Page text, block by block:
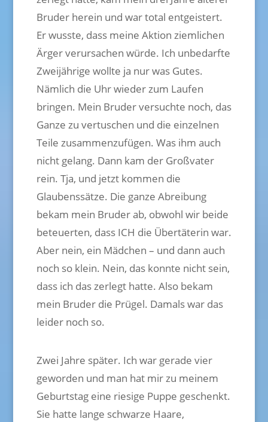
Bruder herein und war total entgeistert.
Er wusste, dass meine Aktion ziemlichen
Ärger verursachen würde. Ich unbedarfte
Zweijährige wollte ja nur was Gutes.
Nämlich die Uhr wieder zum Laufen
bringen. Mein Bruder versuchte noch, das
Ganze zu vertuschen und die einzelnen
Teile zusammenzufügen. Was ihm auch
nicht gelang. Dann kam der Großvater
rein. Tja, und jetzt kommen die
Glaubenssätze. Die ganze Abreibung
bekam mein Bruder ab, obwohl wir beide
beteuerten, dass ICH die Übertäterin war.
Aber nein, ein Mädchen – und dann auch
noch so klein. Nein, das konnte nicht sein,
dass ich das zerlegt hatte. Also bekam
mein Bruder die Prügel. Damals war das
leider noch so.
Zwei Jahre später. Ich war gerade vier
geworden und man hat mir zu meinem
Geburtstag eine riesige Puppe geschenkt.
Sie hatte lange schwarze Haare,